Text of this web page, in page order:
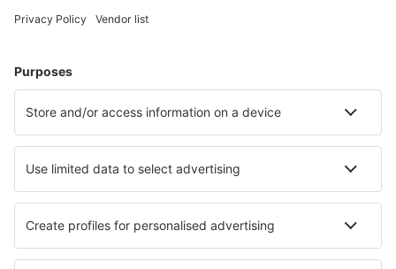
Cazarea preferată
Cele mai căutate cazări de către utilizatorii eSky
Cazare în Arabia Saudită - Orașe populare
Cazare în Taif Cazare în Jeddah Cazare în Madinah